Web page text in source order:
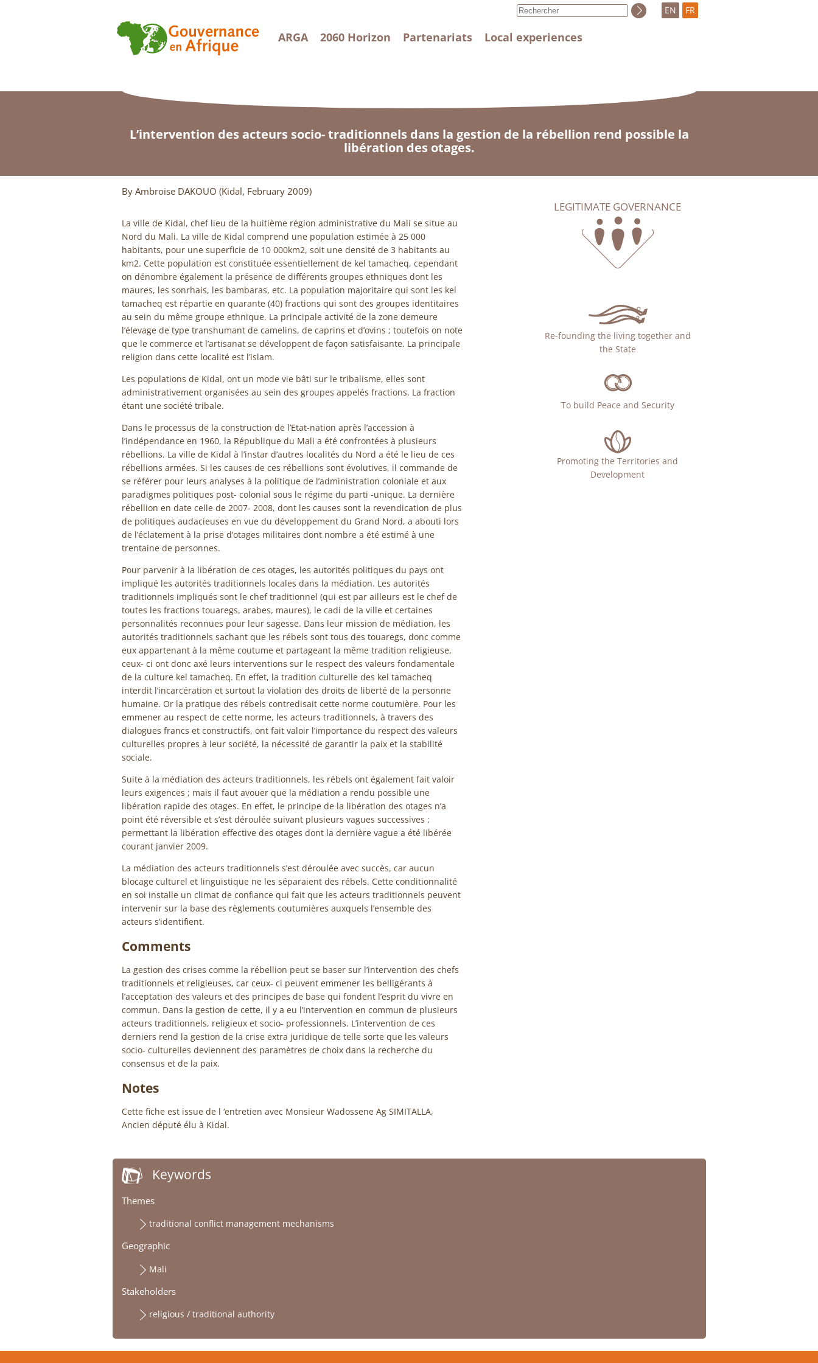
ARGA 2060 Horizon Partenariats Local experiences
EN FR
L’intervention des acteurs socio- traditionnels dans la gestion de la rébellion rend possible la
libération des otages.
By Ambroise DAKOUO (Kidal, February 2009)
La ville de Kidal, chef lieu de la huitième région administrative du Mali se situe au
Nord du Mali. La ville de Kidal comprend une population estimée à 25 000
habitants, pour une superficie de 10 000km2, soit une densité de 3 habitants au
km2. Cette population est constituée essentiellement de kel tamacheq, cependant
on dénombre également la présence de différents groupes ethniques dont les
maures, les sonrhais, les bambaras, etc. La population majoritaire qui sont les kel
tamacheq est répartie en quarante (40) fractions qui sont des groupes identitaires
au sein du même groupe ethnique. La principale activité de la zone demeure
l’élevage de type transhumant de camelins, de caprins et d’ovins ; toutefois on note
que le commerce et l’artisanat se développent de façon satisfaisante. La principale
religion dans cette localité est l’islam.
Les populations de Kidal, ont un mode vie bâti sur le tribalisme, elles sont
administrativement organisées au sein des groupes appelés fractions. La fraction
étant une société tribale.
Dans le processus de la construction de l’Etat-nation après l’accession à
l’indépendance en 1960, la République du Mali a été confrontées à plusieurs
rébellions. La ville de Kidal à l’instar d’autres localités du Nord a été le lieu de ces
rébellions armées. Si les causes de ces rébellions sont évolutives, il commande de
se référer pour leurs analyses à la politique de l’administration coloniale et aux
paradigmes politiques post- colonial sous le régime du parti -unique. La dernière
rébellion en date celle de 2007- 2008, dont les causes sont la revendication de plus
de politiques audacieuses en vue du développement du Grand Nord, a abouti lors
de l’éclatement à la prise d’otages militaires dont nombre a été estimé à une
trentaine de personnes.
Pour parvenir à la libération de ces otages, les autorités politiques du pays ont
impliqué les autorités traditionnels locales dans la médiation. Les autorités
traditionnels impliqués sont le chef traditionnel (qui est par ailleurs est le chef de
toutes les fractions touaregs, arabes, maures), le cadi de la ville et certaines
personnalités reconnues pour leur sagesse. Dans leur mission de médiation, les
autorités traditionnels sachant que les rébels sont tous des touaregs, donc comme
eux appartenant à la même coutume et partageant la même tradition religieuse,
ceux- ci ont donc axé leurs interventions sur le respect des valeurs fondamentale
de la culture kel tamacheq. En effet, la tradition culturelle des kel tamacheq
interdit l’incarcération et surtout la violation des droits de liberté de la personne
humaine. Or la pratique des rébels contredisait cette norme coutumière. Pour les
emmener au respect de cette norme, les acteurs traditionnels, à travers des
dialogues francs et constructifs, ont fait valoir l’importance du respect des valeurs
culturelles propres à leur société, la nécessité de garantir la paix et la stabilité
sociale.
Suite à la médiation des acteurs traditionnels, les rébels ont également fait valoir
leurs exigences ; mais il faut avouer que la médiation a rendu possible une
libération rapide des otages. En effet, le principe de la libération des otages n’a
point été réversible et s’est déroulée suivant plusieurs vagues successives ;
permettant la libération effective des otages dont la dernière vague a été libérée
courant janvier 2009.
La médiation des acteurs traditionnels s’est déroulée avec succès, car aucun
blocage culturel et linguistique ne les séparaient des rébels. Cette conditionnalité
en soi installe un climat de confiance qui fait que les acteurs traditionnels peuvent
intervenir sur la base des règlements coutumières auxquels l’ensemble des
acteurs s’identifient.
Comments
La gestion des crises comme la rébellion peut se baser sur l’intervention des chefs
traditionnels et religieuses, car ceux- ci peuvent emmener les belligérants à
l’acceptation des valeurs et des principes de base qui fondent l’esprit du vivre en
commun. Dans la gestion de cette, il y a eu l’intervention en commun de plusieurs
acteurs traditionnels, religieux et socio- professionnels. L’intervention de ces
derniers rend la gestion de la crise extra juridique de telle sorte que les valeurs
socio- culturelles deviennent des paramètres de choix dans la recherche du
consensus et de la paix.
Notes
Cette fiche est issue de l ‘entretien avec Monsieur Wadossene Ag SIMITALLA,
Ancien député élu à Kidal.
LEGITIMATE GOVERNANCE
Re-founding the living together and
the State
To build Peace and Security
Promoting the Territories and
Development
Keywords
Themes
traditional conflict management mechanisms
Geographic
Mali
Stakeholders
religious / traditional authority